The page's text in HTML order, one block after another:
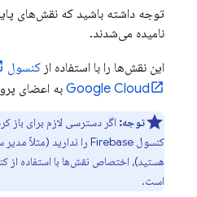
توجه داشته باشید که نقش‌های
نامیده می‌شدند.
این نقش‌ها را با استفاده از کنسول
Google Cloud به اعضای
توجه:
کنسول Firebase
هستید)، اختصاص نقش‌ها با استفاده از
است.